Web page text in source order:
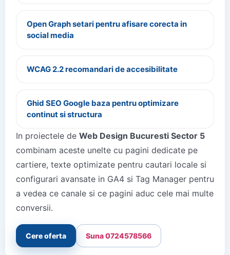
Open Graph setari pentru afisare corecta in
social media
WCAG 2.2 recomandari de accesibilitate
Ghid SEO Google baza pentru optimizare
continut si structura
In proiectele de Web Design Bucuresti Sector 5
combinam aceste unelte cu pagini dedicate pe
cartiere, texte optimizate pentru cautari locale si
configurari avansate in GA4 si Tag Manager pentru
a vedea ce canale si ce pagini aduc cele mai multe
conversii.
Cere oferta Suna 0724578566